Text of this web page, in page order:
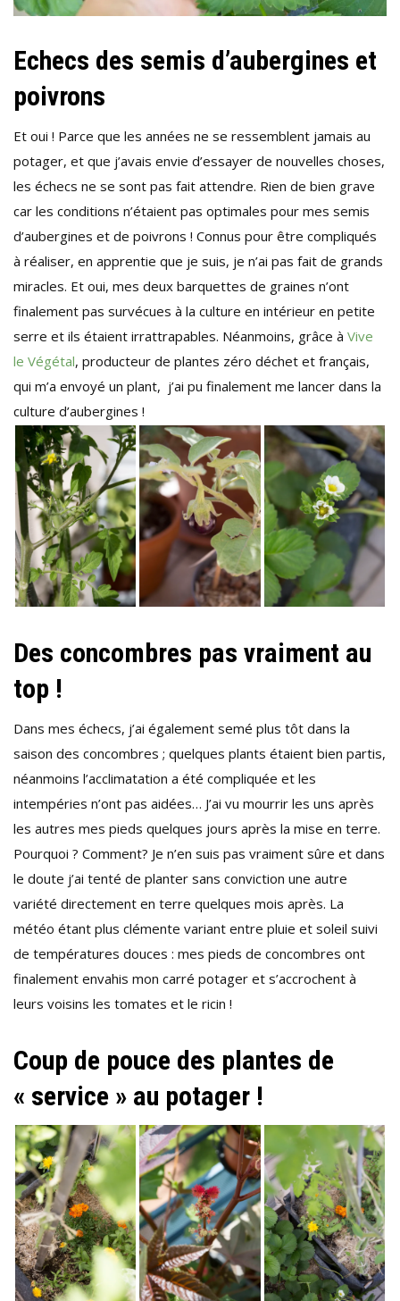
Echecs des semis d’aubergines et
poivrons
Et oui ! Parce que les années ne se ressemblent jamais au
potager, et que j’avais envie d’essayer de nouvelles choses,
les échecs ne se sont pas fait attendre. Rien de bien grave
car les conditions n’étaient pas optimales pour mes semis
d’aubergines et de poivrons ! Connus pour être compliqués
à réaliser, en apprentie que je suis, je n’ai pas fait de grands
miracles. Et oui, mes deux barquettes de graines n’ont
finalement pas survécues à la culture en intérieur en petite
serre et ils étaient irrattrapables. Néanmoins, grâce à Vive
le Végétal, producteur de plantes zéro déchet et français,
qui m’a envoyé un plant, j’ai pu finalement me lancer dans la
culture d’aubergines !
Des concombres pas vraiment au
top !
Dans mes échecs, j’ai également semé plus tôt dans la
saison des concombres ; quelques plants étaient bien partis,
néanmoins l’acclimatation a été compliquée et les
intempéries n’ont pas aidées… J’ai vu mourrir les uns après
les autres mes pieds quelques jours après la mise en terre.
Pourquoi ? Comment? Je n’en suis pas vraiment sûre et dans
le doute j’ai tenté de planter sans conviction une autre
variété directement en terre quelques mois après. La
météo étant plus clémente variant entre pluie et soleil suivi
de températures douces : mes pieds de concombres ont
finalement envahis mon carré potager et s’accrochent à
leurs voisins les tomates et le ricin !
Coup de pouce des plantes de
« service » au potager !